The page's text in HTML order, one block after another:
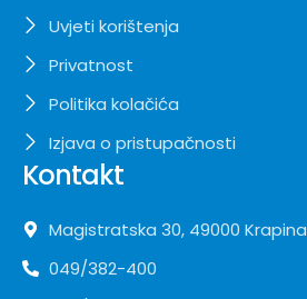
Uvjeti korištenja
Privatnost
Politika kolačića
Izjava o pristupačnosti
Kontakt
Magistratska 30, 49000 Krapina
049/382-400